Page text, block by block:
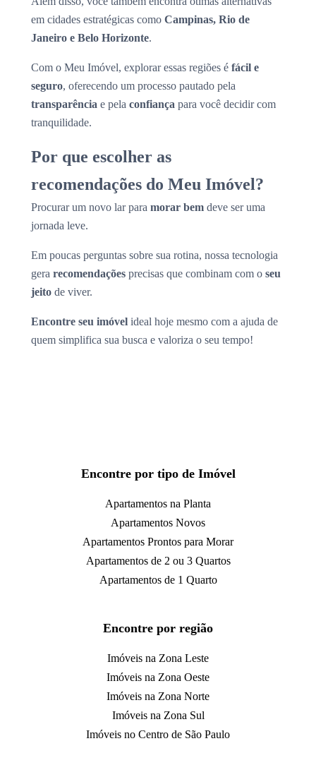
em cidades estratégicas como Campinas, Rio de
Janeiro e Belo Horizonte.
Com o Meu Imóvel, explorar essas regiões é fácil e
seguro, oferecendo um processo pautado pela
transparência e pela confiança para você decidir com
tranquilidade.
Por que escolher as
recomendações do Meu Imóvel?
Procurar um novo lar para morar bem deve ser uma
jornada leve.
Em poucas perguntas sobre sua rotina, nossa tecnologia
gera recomendações precisas que combinam com o seu
jeito de viver.
Encontre seu imóvel ideal hoje mesmo com a ajuda de
quem simplifica sua busca e valoriza o seu tempo!
Encontre por tipo de Imóvel
Apartamentos na Planta
Apartamentos Novos
Apartamentos Prontos para Morar
Apartamentos de 2 ou 3 Quartos
Apartamentos de 1 Quarto
Encontre por região
Imóveis na Zona Leste
Imóveis na Zona Oeste
Imóveis na Zona Norte
Imóveis na Zona Sul
Imóveis no Centro de São Paulo